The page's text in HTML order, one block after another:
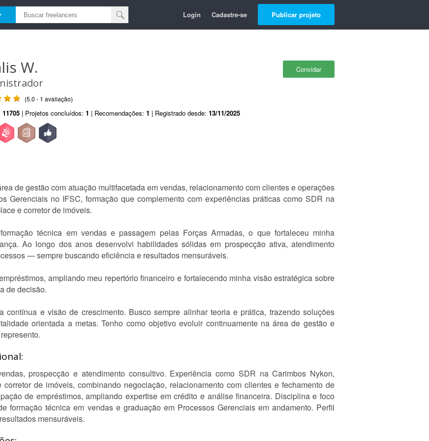
Login Cadastre-se Publicar projeto
Convidar
W.
(5.0 - 1 avaliação)
11705 | Projetos concluídos: 1 | Recomendações: 1 | Registrado desde: 13/11/2025
de gestão com atuação multifacetada em vendas, relacionamento com clientes e operações
Gerenciais no IFSC, formação que complemento com experiências práticas como SDR na
e corretor de imóveis.
técnica em vendas e passagem pelas Forças Armadas, o que fortaleceu minha
Ao longo dos anos desenvolvi habilidades sólidas em prospecção ativa, atendimento
— sempre buscando eficiência e resultados mensuráveis.
ampliando meu repertório financeiro e fortalecendo minha visão estratégica sobre
de decisão.
contínua e visão de crescimento. Busco sempre alinhar teoria e prática, trazendo soluções
orientada a metas. Tenho como objetivo evoluir continuamente na área de gestão e
prospecção e atendimento consultivo. Experiência como SDR na Carimbos Nykon,
de imóveis, combinando negociação, relacionamento com clientes e fechamento de
de empréstimos, ampliando expertise em crédito e análise financeira. Disciplina e foco
formação técnica em vendas e graduação em Processos Gerenciais em andamento. Perfil
mensuráveis.